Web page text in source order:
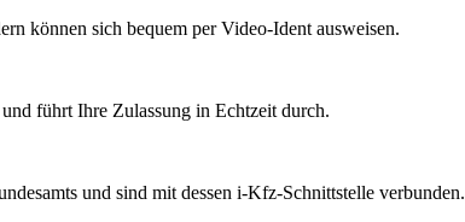
können sich bequem per Video-Ident ausweisen.
führt Ihre Zulassung in Echtzeit durch.
und sind mit dessen i-Kfz-Schnittstelle verbunden.